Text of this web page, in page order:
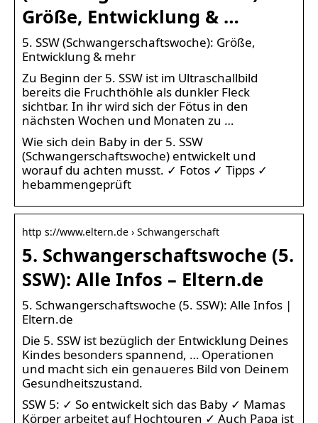
Größe, Entwicklung & …
5. SSW (Schwangerschaftswoche): Größe,
Entwicklung & mehr
Zu Beginn der 5. SSW ist im Ultraschallbild
bereits die Fruchthöhle als dunkler Fleck
sichtbar. In ihr wird sich der Fötus in den
nächsten Wochen und Monaten zu …
Wie sich dein Baby in der 5. SSW
(Schwangerschaftswoche) entwickelt und
worauf du achten musst. ✓ Fotos ✓ Tipps ✓
hebammengeprüft
http s://www.eltern.de › Schwangerschaft
5. Schwangerschaftswoche (5.
SSW): Alle Infos – Eltern.de
5. Schwangerschaftswoche (5. SSW): Alle Infos |
Eltern.de
Die 5. SSW ist bezüglich der Entwicklung Deines
Kindes besonders spannend, … Operationen
und macht sich ein genaueres Bild von Deinem
Gesundheitszustand.
SSW 5: ✓ So entwickelt sich das Baby ✓ Mamas
Körper arbeitet auf Hochtouren ✓ Auch Papa ist